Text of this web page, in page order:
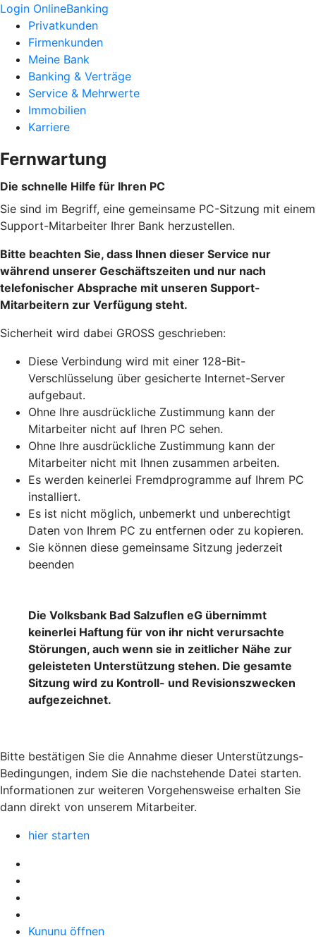
Login OnlineBanking
Privatkunden
Firmenkunden
Meine Bank
Banking & Verträge
Service & Mehrwerte
Immobilien
Karriere
Fernwartung
Die schnelle Hilfe für Ihren PC
Sie sind im Begriff, eine gemeinsame PC-Sitzung mit einem
Support-Mitarbeiter Ihrer Bank herzustellen.
Bitte beachten Sie, dass Ihnen dieser Service nur
während unserer Geschäftszeiten und nur nach
telefonischer Absprache mit unseren Support-
Mitarbeitern zur Verfügung steht.
Sicherheit wird dabei GROSS geschrieben:
Diese Verbindung wird mit einer 128-Bit-
Verschlüsselung über gesicherte Internet-Server
aufgebaut.
Ohne Ihre ausdrückliche Zustimmung kann der
Mitarbeiter nicht auf Ihren PC sehen.
Ohne Ihre ausdrückliche Zustimmung kann der
Mitarbeiter nicht mit Ihnen zusammen arbeiten.
Es werden keinerlei Fremdprogramme auf Ihrem PC
installiert.
Es ist nicht möglich, unbemerkt und unberechtigt
Daten von Ihrem PC zu entfernen oder zu kopieren.
Sie können diese gemeinsame Sitzung jederzeit
beenden
Die Volksbank Bad Salzuflen eG übernimmt
keinerlei Haftung für von ihr nicht verursachte
Störungen, auch wenn sie in zeitlicher Nähe zur
geleisteten Unterstützung stehen. Die gesamte
Sitzung wird zu Kontroll- und Revisionszwecken
aufgezeichnet.
Bitte bestätigen Sie die Annahme dieser Unterstützungs-
Bedingungen, indem Sie die nachstehende Datei starten.
Informationen zur weiteren Vorgehensweise erhalten Sie
dann direkt von unserem Mitarbeiter.
hier starten
Kununu öffnen